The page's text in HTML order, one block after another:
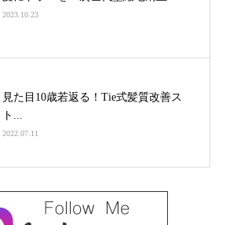
2023.10.23
見た目10歳若返る！Tie式髪質改善ス
ト...
2022.07.11